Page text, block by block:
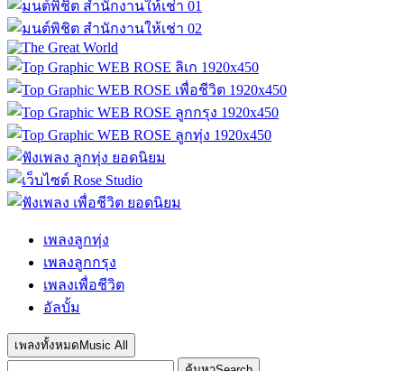
เพลงลูกทุ่ง
เพลงลูกกรุง
เพลงเพื่อชีวิต
อัลบั้ม
เพลงทั้งหมด Music All